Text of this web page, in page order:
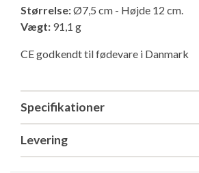
Isabella
Persondata
GPDR - Optagelse af foto
GPDR - KG Camping
Størrelse:Ø7,5 cm - Højde 12 cm.
Vægt: 91,1 g
CE godkendt til fødevare i Danmark
Specifikationer
Levering